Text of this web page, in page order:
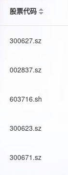
股票代码
300627.sz
002837.sz
603716.sh
300623.sz
300671.sz